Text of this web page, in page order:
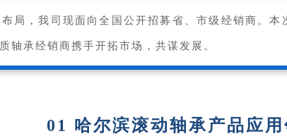
局，我司现面向全国公开招募省、市级经销商。
轴承经销商携手开拓市场，共谋发展。
01 哈尔滨滚动轴承产品应